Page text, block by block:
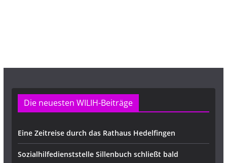
Die neuesten WILIH-Beiträge
Eine Zeitreise durch das Rathaus Hedelfingen
Sozialhilfedienststelle Sillenbuch schließt bald